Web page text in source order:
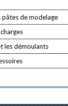
pâtes de modelage
les démoulants